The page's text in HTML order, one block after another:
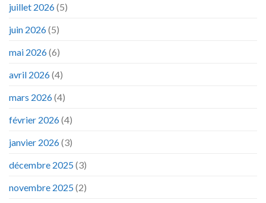
juillet 2026(5)
juin 2026(5)
mai 2026(6)
avril 2026(4)
mars 2026(4)
février 2026(4)
janvier 2026(3)
décembre 2025(3)
novembre 2025(2)